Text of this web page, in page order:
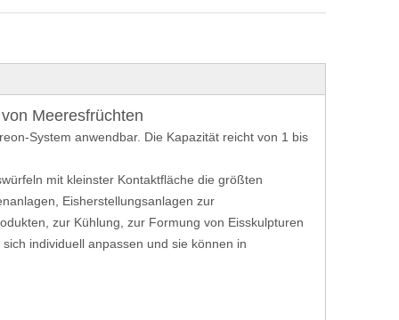
Meeresfrüchten
System anwendbar. Die Kapazität reicht von 1 bis
mit kleinster Kontaktfläche die größten
Eisherstellungsanlagen zur
zur Kühlung, zur Formung von Eisskulpturen
individuell anpassen und sie können in